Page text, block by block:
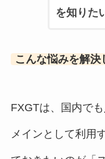
を知りた
こんな悩みを解決
FXGTは、国内で
メインとして利用